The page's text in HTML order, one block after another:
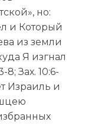
но:
и Который
из земли
Я изгнал
8; Зах. 10:6-
Израиль и